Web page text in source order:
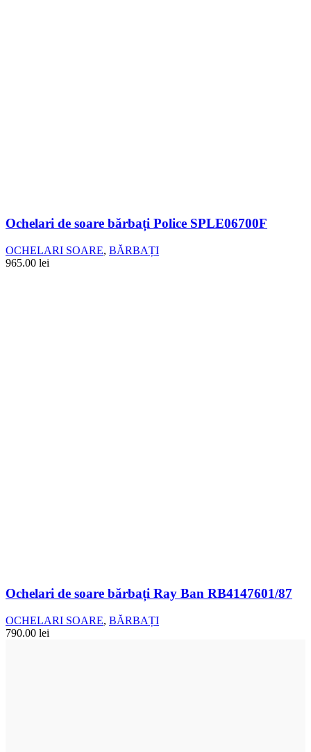
Ochelari de soare bărbați Police SPLE06700F
OCHELARI SOARE, BĂRBAȚI
965.00 lei
Ochelari de soare bărbați Ray Ban RB4147601/87
OCHELARI SOARE, BĂRBAȚI
790.00 lei